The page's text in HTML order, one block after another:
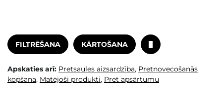
FILTRĒŠANA KĀRTOŠANA
Apskaties arī: Pretsaules aizsardzība, Pretnovecošanās
kopšana, Matējoši produkti, Pret apsārtumu